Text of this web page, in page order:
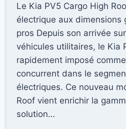
VILLE
(NIORT
&
ALENTOURS)
Le Kia PV5 Cargo High
électrique aux dimensions
pros Depuis son arrivée
véhicules utilitaires, le Kia
rapidement imposé
concurrent dans le
électriques. Ce nouveau
Roof vient enrichir la
solution…